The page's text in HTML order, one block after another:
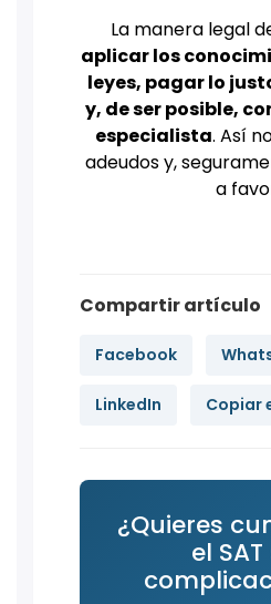
La manera legal
aplicar los
leyes, pagar lo
y, de ser posible,
especialista. Así
adeudos y,
a
Compartir artículo
Facebook
LinkedIn Copiar
¿Quieres
el